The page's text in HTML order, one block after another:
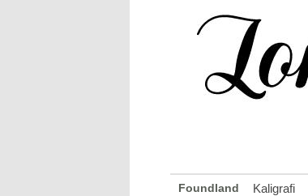
Foundland Kaligrafi